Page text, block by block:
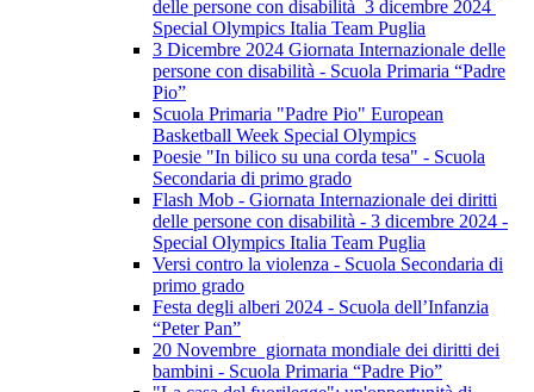
delle persone con disabilità 3 dicembre 2024
Special Olympics Italia Team Puglia
3 Dicembre 2024 Giornata Internazionale delle
persone con disabilità - Scuola Primaria “Padre
Pio”
Scuola Primaria "Padre Pio" European
Basketball Week Special Olympics
Poesie "In bilico su una corda tesa" - Scuola
Secondaria di primo grado
Flash Mob - Giornata Internazionale dei diritti
delle persone con disabilità - 3 dicembre 2024 -
Special Olympics Italia Team Puglia
Versi contro la violenza - Scuola Secondaria di
primo grado
Festa degli alberi 2024 - Scuola dell’Infanzia
“Peter Pan”
20 Novembre giornata mondiale dei diritti dei
bambini - Scuola Primaria “Padre Pio”